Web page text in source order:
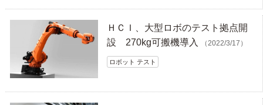
ＨＣＩ、大型ロボのテスト拠点開
設 270kg可搬機導入
（2022/3/17）
ロボット テスト